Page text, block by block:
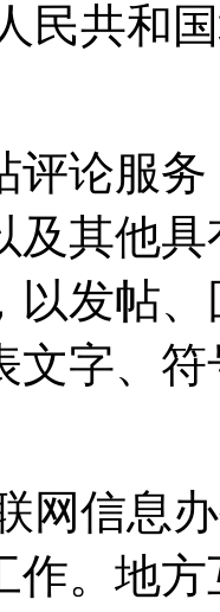
民共和
评论服
及其他
以发帖
文字、
网信息
作。地